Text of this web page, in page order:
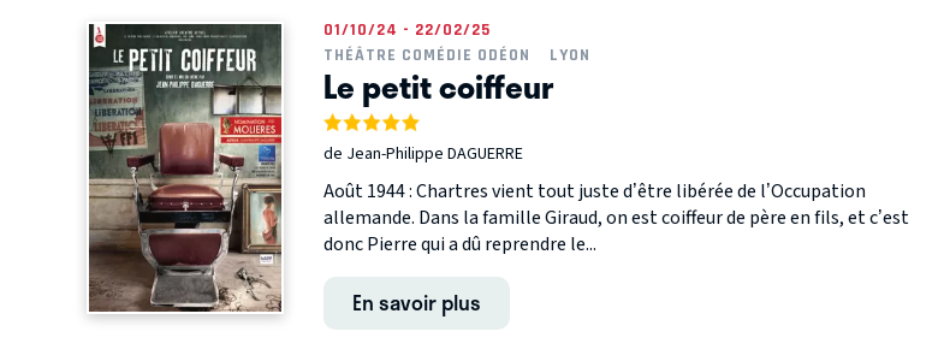
01/10/24 - 22/02/25
THÉÂTRE COMÉDIE ODÉON
LYON
Le petit coiffeur
de Jean-Philippe DAGUERRE
Août 1944 : Chartres vient tout juste d’être libérée de l’Occupation
allemande. Dans la famille Giraud, on est coiffeur de père en fils, et c’est
donc Pierre qui a dû reprendre le...
En savoir plus